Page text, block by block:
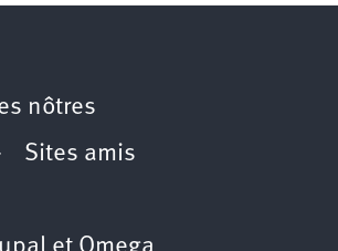
nôtres
Sites amis